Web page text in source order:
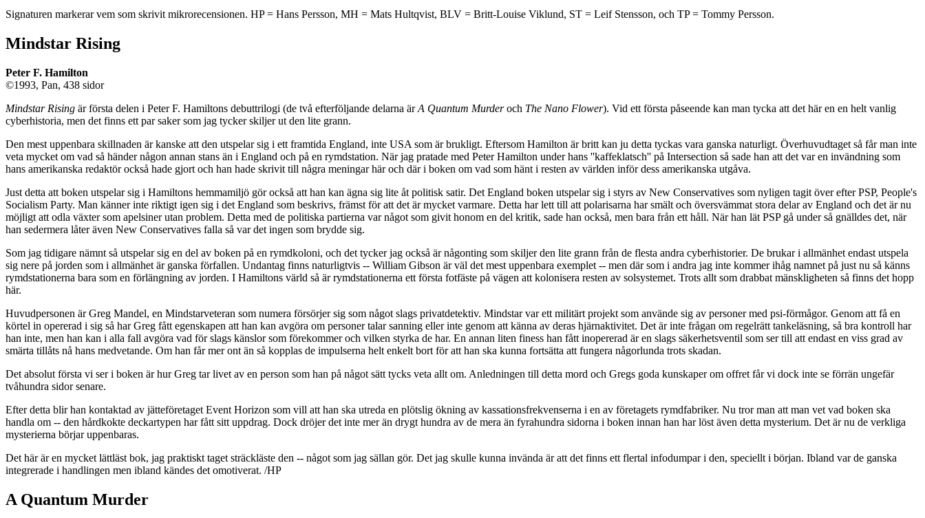
Signaturen markerar vem som skrivit mikrorecensionen. HP = Hans Persson, MH = Mats Hultqvist, BLV = Britt-Louise Viklund, ST = Leif Stensson, och TP = Tommy Persson.
Mindstar Rising
Peter F. Hamilton
©1993, Pan, 438 sidor
Mindstar Rising är första delen i Peter F. Hamiltons debuttrilogi (de två efterföljande delarna ärA Quantum Murderoch The Nano Flower). Vid ett första påseende kan man tycka att det här en en helt vanlig
cyberhistoria, men det finns ett par saker som jag tycker skiljer ut den lite grann.
Den mest uppenbara skillnaden är kanske att den utspelar sig i ett framtida England, inte USA som är brukligt. Eftersom Hamilton är britt kan ju detta tyckas vara ganska naturligt. Överhuvudtaget så får man inte
veta mycket om vad så händer någon annan stans än i England och på en rymdstation. När jag pratade med Peter Hamilton under hans ''kaffeklatsch'' på Intersection så sade han att det var en invändning som
hans amerikanska redaktör också hade gjort och han hade skrivit till några meningar här och där i boken om vad som hänt i resten av världen inför dess amerikanska utgåva.
Just detta att boken utspelar sig i Hamiltons hemmamiljö gör också att han kan ägna sig lite åt politisk satir. Det England boken utspelar sig i styrs av New Conservatives som nyligen tagit över efter PSP, People's
Socialism Party. Man känner inte riktigt igen sig i det England som beskrivs, främst för att det är mycket varmare. Detta har lett till att polarisarna har smält och översvämmat stora delar av England och det är nu
möjligt att odla växter som apelsiner utan problem. Detta med de politiska partierna var något som givit honom en del kritik, sade han också, men bara från ett håll. När han lät PSP gå under så gnälldes det, när
han sedermera låter även New Conservatives falla så var det ingen som brydde sig.
Som jag tidigare nämnt så utspelar sig en del av boken på en rymdkoloni, och det tycker jag också är någonting som skiljer den lite grann från de flesta andra cyberhistorier. De brukar i allmänhet endast utspela
sig nere på jorden som i allmänhet är ganska förfallen. Undantag finns naturligtvis -- William Gibson är väl det mest uppenbara exemplet -- men där som i andra jag inte kommer ihåg namnet på just nu så känns
rymdstationerna bara som en förlängning av jorden. I Hamiltons värld så är rymdstationerna ett första fotfäste på vägen att kolonisera resten av solsystemet. Trots allt som drabbat mänskligheten så finns det hopp
här.
Huvudpersonen är Greg Mandel, en Mindstarveteran som numera försörjer sig som något slags privatdetektiv. Mindstar var ett militärt projekt som använde sig av personer med psi-förmågor. Genom att få en
körtel in opererad i sig så har Greg fått egenskapen att han kan avgöra om personer talar sanning eller inte genom att känna av deras hjärnaktivitet. Det är inte frågan om regelrätt tankeläsning, så bra kontroll har
han inte, men han kan i alla fall avgöra vad för slags känslor som förekommer och vilken styrka de har. En annan liten finess han fått inopererad är en slags säkerhetsventil som ser till att endast en viss grad av
smärta tillåts nå hans medvetande. Om han får mer ont än så kopplas de impulserna helt enkelt bort för att han ska kunna fortsätta att fungera någorlunda trots skadan.
Det absolut första vi ser i boken är hur Greg tar livet av en person som han på något sätt tycks veta allt om. Anledningen till detta mord och Gregs goda kunskaper om offret får vi dock inte se förrän ungefär
tvåhundra sidor senare.
Efter detta blir han kontaktad av jätteföretaget Event Horizon som vill att han ska utreda en plötslig ökning av kassationsfrekvenserna i en av företagets rymdfabriker. Nu tror man att man vet vad boken ska
handla om -- den hårdkokte deckartypen har fått sitt uppdrag. Dock dröjer det inte mer än drygt hundra av de mera än fyrahundra sidorna i boken innan han har löst även detta mysterium. Det är nu de verkliga
mysterierna börjar uppenbaras.
Det här är en mycket lättläst bok, jag praktiskt taget sträckläste den -- något som jag sällan gör. Det jag skulle kunna invända är att det finns ett flertal infodumpar i den, speciellt i början. Ibland var de ganska
integrerade i handlingen men ibland kändes det omotiverat. /HP
A Quantum Murder